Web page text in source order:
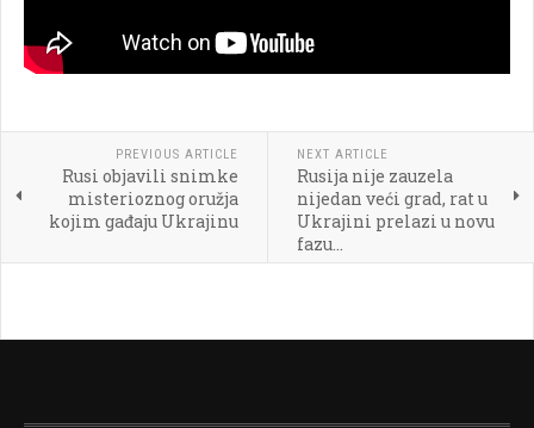
PREVIOUS ARTICLE
Rusi objavili snimke
misterioznog oružja
kojim gađaju Ukrajinu
NEXT ARTICLE
Rusija nije zauzela
nijedan veći grad, rat u
Ukrajini prelazi u novu
fazu...